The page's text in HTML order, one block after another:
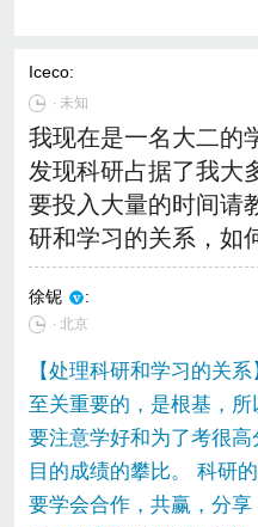
Iceco:
∙ 未知
我现在是一名大二的
发现科研占据了我大
要投入大量的时间请
研和学习的关系，如
徐铌 :
∙ 北京
【处理科研和学习的关
至关重要的，是根基，
要注意学好和为了考很
目的成绩的攀比。 科研
要学会合作，共赢，分